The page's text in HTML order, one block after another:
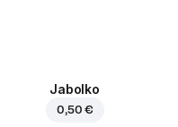
Jabolko
0,50 €